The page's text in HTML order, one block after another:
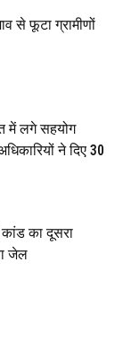
से फूटा ग्रामीणों
में लगे सहयोग
ने दिए 30
कांड का दूसरा
जेल